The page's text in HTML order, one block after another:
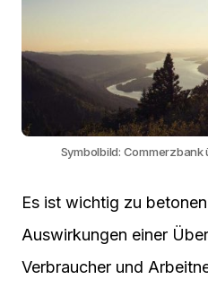
Symbolbild: Commerzbank
Es ist wichtig zu
Auswirkungen einer
Verbraucher und